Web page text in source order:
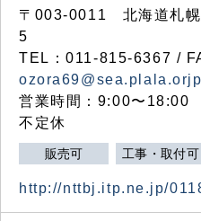
〒003-0011 北海道札幌
5
TEL：011-815-6367 /
ozora69@sea.plala.orjp
営業時間：9:00〜18:00
不定休
販売可 工事・取付可
http://nttbj.itp.ne.jp/